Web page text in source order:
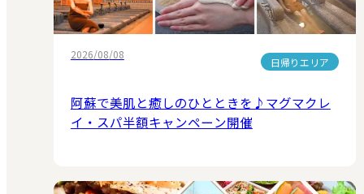
2026/08/08
日帰りエリア
阿蘇で美肌と癒しのひとときを♪マグマクレ
イ・スパ半額キャンペーン開催